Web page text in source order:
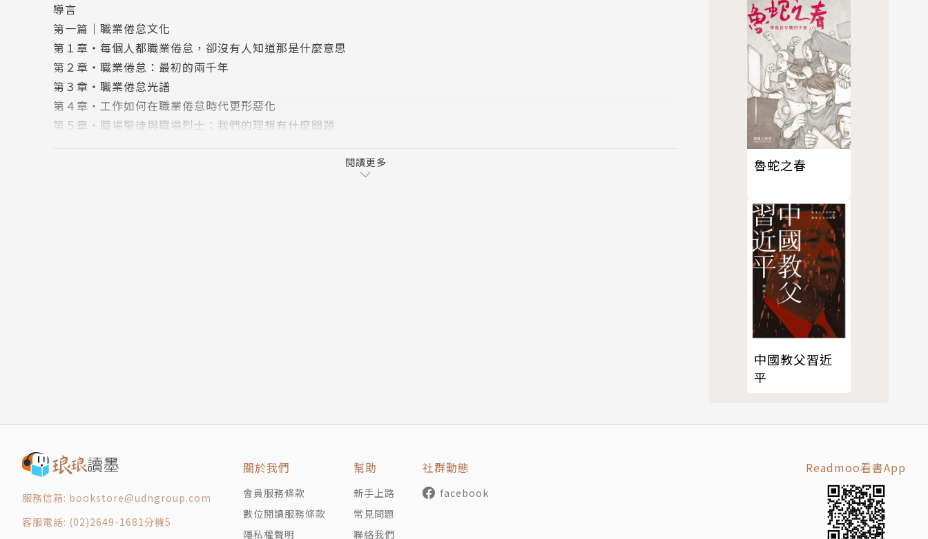
《終結職業倦怠》第二部分轉為考察如何開創一種全新的文化，讓工作不再獨占人類生命意義的核心。馬萊西克首先引介
幾位異於主流的思想嚮導，包括關心勞動課題的教宗、踐行另類生活的《湖濱散記》作者梭羅，以及對「幸福生活」做出
基進想像的馬克思派女性主義者。接著他實際走訪本篤會修道院，透過一同作息、近身觀察，歸納出修院社群對於工作與
生活的排序取捨所帶來的深刻啟發。最後生動地呈現了數種在主流文化邊緣另闢蹊徑的實踐範例，像是看重所有工作夥伴
都保有完整人性的非營利組織、在工作外用興趣嗜好追尋身分和意義的人，還有在自我接納、儀式及社群中找到尊嚴的身
心障礙藝術家。
失，卻也給了我們難得的機會，可重新安排工作在我們生活和文化中的位置。但願本書能幫助我們的文化認清這件事——
臺灣大學外文研究所碩士，曾任大專教師及出版社主編，現為自由譯者，譯有《秩序之上》、《處方箋》、《親愛的人
生》、《心靈的傷，身體會記住》、《原諒就是力量》，並合譯《人行道》、《生存的十二條法則》等書。
導言
第一篇｜職業倦怠文化
第１章・每個人都職業倦怠，卻沒有人知道那是什麼意思
第２章・職業倦怠：最初的兩千年
第３章・職業倦怠光譜
第４章・工作如何在職業倦怠時代更形惡化
第５章・職場聖徒與職場烈士：我們的理想有什麼問題
閱讀更多 魯蛇之春
中國教父習近
平
服務信箱: bookstore@udngroup.com
客服電話: (02)2649-1681分機5
關於我們
會員服務條款
數位閱讀服務條款
隱私權聲明
幫助
新手上路
常見問題
聯絡我們
社群動態
facebook
Readmoo看書App